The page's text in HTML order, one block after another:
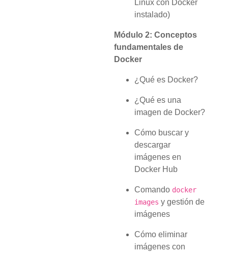
Linux con Docker
instalado)
Módulo 2: Conceptos
fundamentales de
Docker
¿Qué es Docker?
¿Qué es una
imagen de Docker?
Cómo buscar y
descargar
imágenes en
Docker Hub
Comando docker
images y gestión de
imágenes
Cómo eliminar
imágenes con